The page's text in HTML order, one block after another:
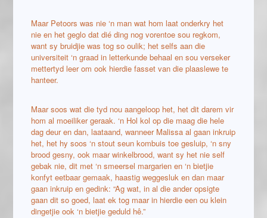
Maar Petoors was nie ‘n man wat hom laat onderkry het
nie en het geglo dat dié ding nog vorentoe sou regkom,
want sy bruidjie was tog so oulik; het selfs aan die
universiteit ‘n graad in letterkunde behaal en sou verseker
mettertyd leer om ook hierdie fasset van die plaaslewe te
hanteer.
Maar soos wat die tyd nou aangeloop het, het dit darem vir
hom al moeiliker geraak. ‘n Hol kol op die maag die hele
dag deur en dan, laataand, wanneer Malissa al gaan inkruip
het, het hy soos ‘n stout seun kombuis toe gesluip, ‘n sny
brood gesny, ook maar winkelbrood, want sy het nie self
gebak nie, dit met ‘n smeersel margarien en ‘n bietjie
konfyt eetbaar gemaak, haastig weggesluk en dan maar
gaan inkruip en gedink: “Ag wat, in al die ander opsigte
gaan dit so goed, laat ek tog maar in hierdie een ou klein
dingetjie ook ‘n bietjie geduld hê.”